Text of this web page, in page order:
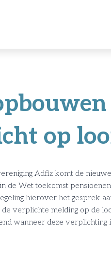
op
Adfiz komt de
de Wet toekomst
hierover het gesprek
verplichte melding op de
wanneer deze